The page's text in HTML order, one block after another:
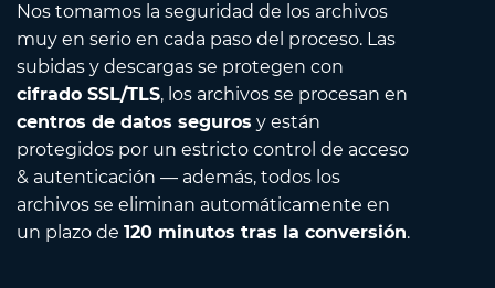
Nos tomamos la seguridad de los archivos
muy en serio en cada paso del proceso. Las
subidas y descargas se protegen con
cifrado SSL/TLS, los archivos se procesan en
centros de datos seguros y están
protegidos por un estricto control de acceso
& autenticación — además, todos los
archivos se eliminan automáticamente en
un plazo de 120 minutos tras la conversión.